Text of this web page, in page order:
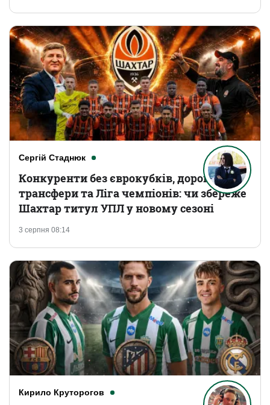
Сергій Стаднюк
3 серпня 08:14
Конкуренти без єврокубків, дорогі
трансфери та Ліга чемпіонів: чи збереже
Шахтар титул УПЛ у новому сезоні
Кирило Круторогов